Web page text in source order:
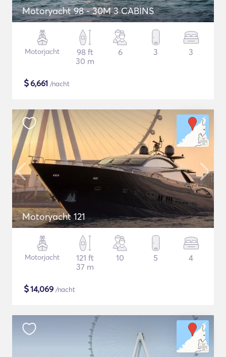
Motoryacht 98 - 30M 3 CABINS
Motorjacht
98 ft
30 m
6 3 3
$6,661 /nacht
Motoryacht 121
Motorjacht
121 ft
37 m
10 5 4
$14,069 /nacht